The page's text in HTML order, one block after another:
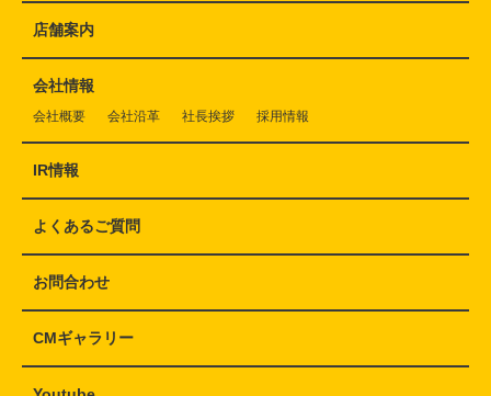
店舗案内
会社情報
会社概要 会社沿革 社長挨拶 採用情報
IR情報
よくあるご質問
お問合わせ
CMギャラリー